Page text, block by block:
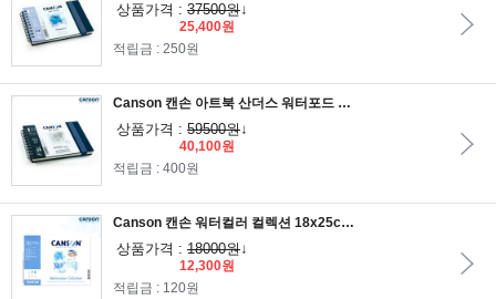
상품가격 : 37500원↓
25,400원
적립금 : 250원
Canson 캔손 아트북 산더스 워터포드 트래블 300g 14.8x21cm 20매_최고급 수채스캐치북/A5스케치북
상품가격 : 59500원↓
40,100원
적립금 : 400원
Canson 캔손 워터컬러 컬렉션 18x25cm 12매 낱장팩_캔손몽발,캔손아쿠아렐,산더스워터포드/B5낱장팩
상품가격 : 18000원↓
12,300원
적립금 : 120원